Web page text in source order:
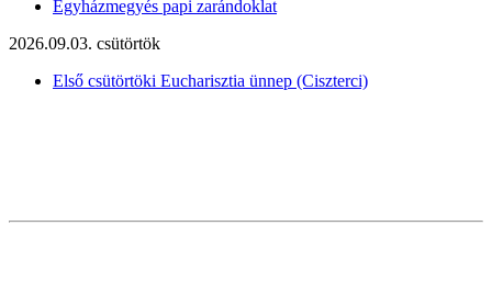
Egyházmegyés papi zarándoklat
2026.09.03. csütörtök
Első csütörtöki Eucharisztia ünnep (Ciszterci)